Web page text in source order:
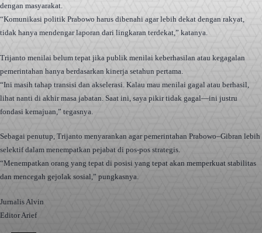
dengan masyarakat.
“Komunikasi politik Prabowo harus dibenahi agar lebih dekat dengan rakyat,
tidak hanya mendengar laporan dari lingkaran terdekat,” katanya.
Trijanto menilai belum tepat jika publik menilai keberhasilan atau kegagalan
pemerintahan hanya berdasarkan kinerja setahun pertama.
“Ini masih tahap transisi dan akselerasi. Kalau mau menilai gagal atau berhasil,
lihat nanti di akhir masa jabatan. Saat ini, saya pikir tidak gagal—ini justru
fondasi kemajuan,” tegasnya.
Sebagai penutup, Trijanto menyarankan agar pemerintahan Prabowo–Gibran lebih
selektif dalam menempatkan pejabat di pos-pos strategis.
“Menempatkan orang yang tepat di posisi yang tepat akan memperkuat stabilitas
dan mencegah gejolak sosial,” pungkasnya.
Jurnalis Alvin
Editor Arief